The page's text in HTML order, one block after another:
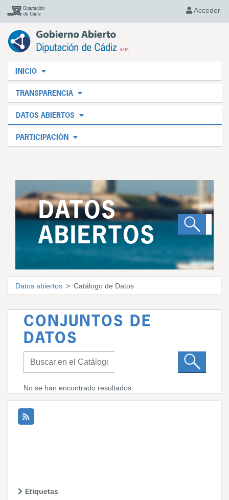
Acceder
INICIO
TRANSPARENCIA
DATOS ABIERTOS
PARTICIPACIÓN
DATOS
ABIERTOS
Datos abiertos Catálogo de Datos
CONJUNTOS DE
DATOS
No se han encontrado resultados.
Etiquetas